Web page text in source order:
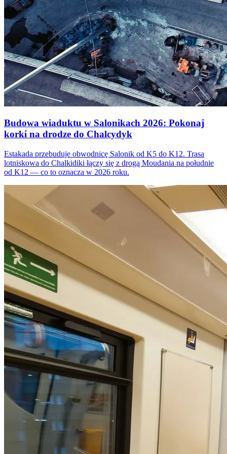
Budowa wiaduktu w Salonikach 2026: Pokonaj
korki na drodze do Chalcydyk
Estakada przebuduje obwodnicę Salonik od K5 do K12. Trasa
lotniskowa do Chalkidiki łączy się z drogą Moudania na południe
od K12 — co to oznacza w 2026 roku.